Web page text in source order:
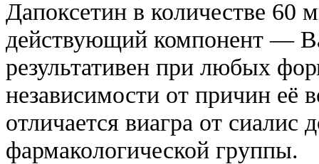
Дапоксетин в количестве 60
действующий компонент —
результативен при любых
независимости от причин её
отличается виагра от
фармакологической группы.